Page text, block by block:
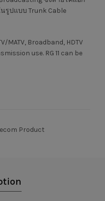
นรูปแบบ Trunk Cable
MATV, Broadband, HDTV
use. RG 11 can be
Product